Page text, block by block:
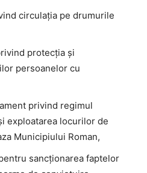
circulaţia pe drumurile
protecţia şi
persoanelor cu
privind regimul
exploatarea locurilor de
Municipiului Roman,
sancţionarea faptelor